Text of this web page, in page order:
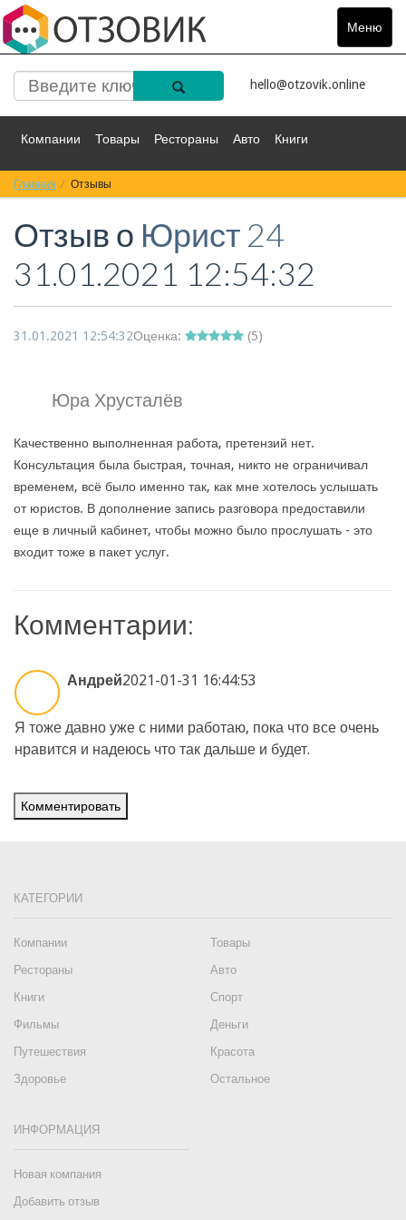
Меню
Toggle
hello@otzovik.online
Компании Товары Рестораны Авто Книги
Спорт Фильмы
Красота Здоровье Остальное
Главная Отзывы
Отзыв о Юрист 24
31.01.2021 12:54:32
31.01.2021 12:54:32Оценка: (5)
Юра Хрусталёв
Качественно выполненная работа, претензий нет.
Консультация была быстрая, точная, никто не ограничивал
временем, всё было именно так, как мне хотелось услышать
от юристов. В дополнение запись разговора предоставили
еще в личный кабинет, чтобы можно было прослушать - это
входит тоже в пакет услуг.
Комментарии:
Андрей2021-01-31 16:44:53
Я тоже давно уже с ними работаю, пока что все очень
нравится и надеюсь что так дальше и будет.
Комментировать
КАТЕГОРИИ
Компании
Товары
Рестораны
Авто
Книги
Спорт
Фильмы
Деньги
Путешествия
Красота
Здоровье
Остальное
ИНФОРМАЦИЯ
Новая компания
Добавить отзыв